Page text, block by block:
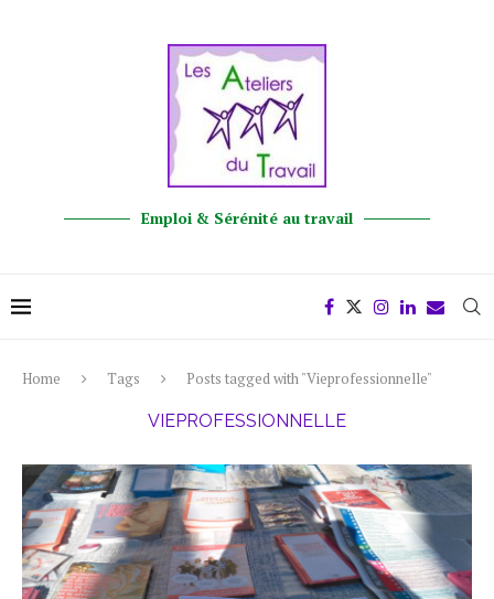
Emploi & Sérénité au travail
Home Tags Posts tagged with "Vieprofessionnelle"
VIEPROFESSIONNELLE